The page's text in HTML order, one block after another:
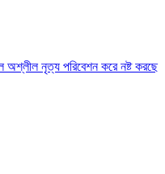
অশ্লীল নৃত্য পরিবেশন করে নষ্ট করছে